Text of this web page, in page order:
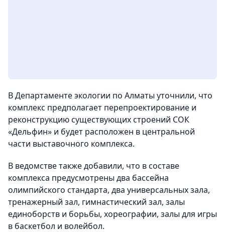
В Департаменте экологии по Алматы уточнили, что
комплекс предполагает перепроектирование и
реконструкцию существующих строений СОК
«Дельфин» и будет расположен в центральной
части выставочного комплекса.
В ведомстве также добавили, что в составе
комплекса предусмотрены два бассейна
олимпийского стандарта, два универсальных зала,
тренажерный зал, гимнастический зал, залы
единоборств и борьбы, хореографии, залы для игры
в баскетбол и волейбол.